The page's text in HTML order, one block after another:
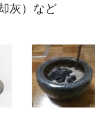
灰）など